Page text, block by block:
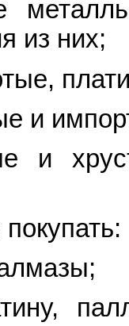
из них;
и
и